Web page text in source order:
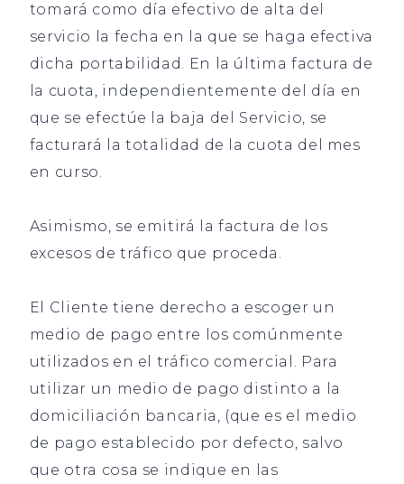
tomará como día efectivo de alta del
servicio la fecha en la que se haga efectiva
dicha portabilidad. En la última factura de
la cuota, independientemente del día en
que se efectúe la baja del Servicio, se
facturará la totalidad de la cuota del mes
en curso.
Asimismo, se emitirá la factura de los
excesos de tráfico que proceda.
El Cliente tiene derecho a escoger un
medio de pago entre los comúnmente
utilizados en el tráfico comercial. Para
utilizar un medio de pago distinto a la
domiciliación bancaria, (que es el medio
de pago establecido por defecto, salvo
que otra cosa se indique en las